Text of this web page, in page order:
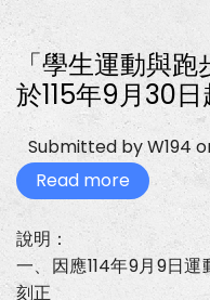
「學生運動與
於115年9月30
Submitted byW194
Read more about
「學
生
動
與
說明：
一、因應114年9月9日
刻正